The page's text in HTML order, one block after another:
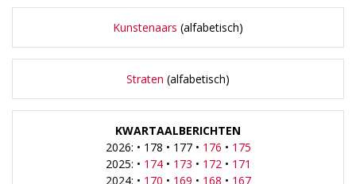
Kunstenaars (alfabetisch)
Straten (alfabetisch)
KWARTAALBERICHTEN
2026: • 178 • 177 • 176 • 175
2025: • 174• 173 • 172• 171
2024: • 170 • 169 • 168 • 167